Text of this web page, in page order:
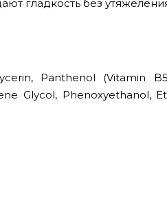
гладкость без
Panthenol (Vitamin
Glycol, Phenoxyethanol,